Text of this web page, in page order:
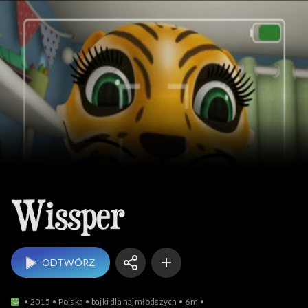
ODTWÓRZ
2015 Polska bajki dla najmłodszych
6m